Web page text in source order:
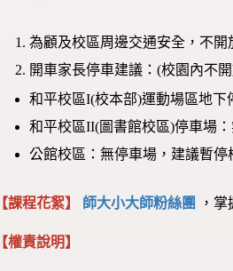
為顧及校區周邊交通安全，不開
開車家長停車建議：(校園內不
和平校區I(校本部)運動場區地下
和平校區II(圖書館校區)停車場
公館校區：無停車場，建議暫停
【課程花絮】 師大小大師粉絲團 ，
【權責說明】